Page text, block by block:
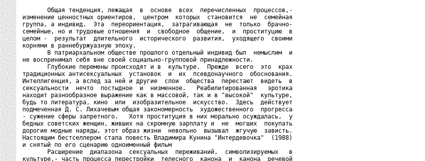
       Общая тенденция, лежащая  в  основе  всех  перечисленных  процессов,-
изменение ценностных ориентиров,  центром  которых  становится  не  семейная
группа, а индивид.  Эта  переориентация,  затрагивающая  не  только  брачно-
семейные, но и трудовые отношения  и  свободное  общение,  и  проституцию  в
целом -  результат  длительного  исторического  развития,  уходящего  своими
корнями в раннебуржуазную эпоху.
       В патриархальном обществе прошлого отдельный индивид был  немыслим  и
не воспринимал себя вне своей социально-групповой принадлежности.
       Глубокие перемены происходят и в  культуре.  Прежде  всего  это  крах
традиционных антисексуальных  установок  и  их  псевдонаучного  обоснования.
Интеллигенция, а вслед за ней и другие  слои  общества  перестают  видеть  в
сексуальности  нечто  постыдное  и  низменное.   Реабилитированная   эротика
находит разнообразное выражение как в массовой, так и в "высокой"  культуре,
будь то литература, кино  или  изобразительное  искусство.  Здесь  действует
подмеченная Д. С. Лихачевым общая закономерность  художественного  прогресса
- сужение сферы запретного.   Хотя проституция в них морально осуждалась,  у
бедных советских женщин, живших на скромную зарплату и  не  могших  покупать
дорогие модные наряды, этот образ жизни  невольно  вызывал  жгучую  зависть.
Настоящим бестселлером стала повесть Владимира Кунина "Интердевочка"  (1988)
и снятый по его сценарию одноименный фильм
       Расширение  диапазона  сексуальных  переживаний,  символизируемых   в
культуре,- часть процесса перестройки  телесного  канона  и  канона  речевой